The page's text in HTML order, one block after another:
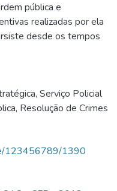
pública e
realizadas por ela
desde os tempos
, Serviço Policial
, Resolução de Crimes
123456789/1390